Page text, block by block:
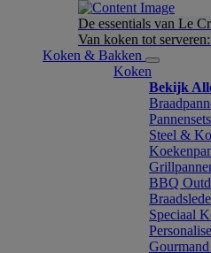
De essentials van Le
Van koken tot
Koken & Bakken
Koken
Bekijk
Pannensets
Steel &
BBQ
Speciaal